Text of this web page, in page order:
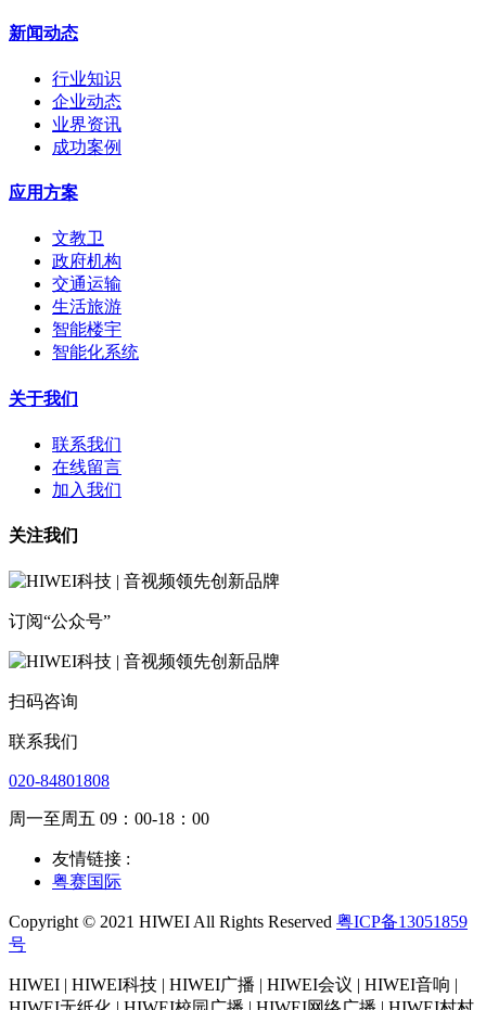
新闻动态
行业知识
企业动态
业界资讯
成功案例
应用方案
文教卫
政府机构
交通运输
生活旅游
智能楼宇
智能化系统
关于我们
联系我们
在线留言
加入我们
关注我们
订阅“公众号”
扫码咨询
联系我们
020-84801808
周一至周五 09：00-18：00
友情链接 :
粤赛国际
Copyright © 2021 HIWEI All Rights Reserved 粤ICP备13051859
号
HIWEI | HIWEI科技 | HIWEI广播 | HIWEI会议 | HIWEI音响 |